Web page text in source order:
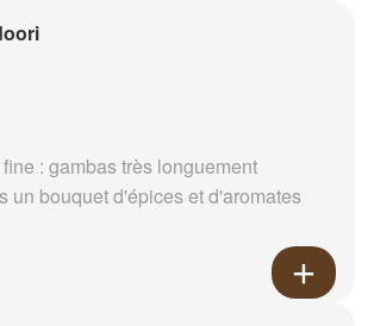
: gambas très longuement
un bouquet d'épices et d'aromates